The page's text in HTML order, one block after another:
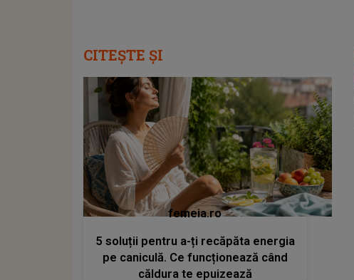
CITEȘTE ȘI
femeia.ro
5 soluții pentru a-ți recăpăta energia
pe caniculă. Ce funcționează când
căldura te epuizează